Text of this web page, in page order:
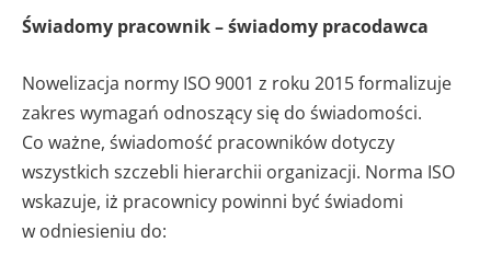
Świadomy pracownik– świadomy pracodawca
Nowelizacja normy ISO 9001 z roku 2015 formalizuje
zakres wymagań odnoszący się do świadomości.
Co ważne, świadomość pracowników dotyczy
wszystkich szczebli hierarchii organizacji. Norma ISO
wskazuje, iż pracownicy powinni być świadomi
w odniesieniu do: